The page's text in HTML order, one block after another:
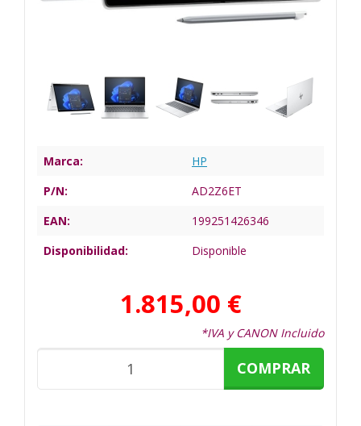
Marca:
HP
P/N:
AD2Z6ET
EAN:
199251426346
Disponibilidad:
Disponible
1.815,00 €
*IVA y CANON Incluido
COMPRAR